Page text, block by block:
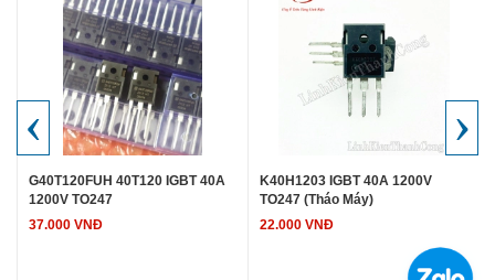
G40T120FUH 40T120 IGBT 40A
1200V TO247
37.000 VNĐ
K40H1203 IGBT 40A 1200V
TO247 (Tháo Máy)
22.000 VNĐ
‹ ›